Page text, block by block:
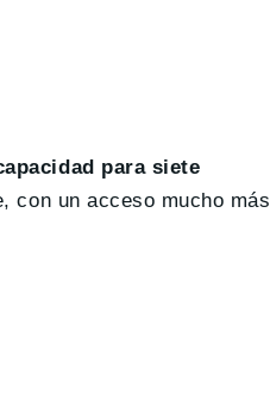
para siete
con un acceso mucho más